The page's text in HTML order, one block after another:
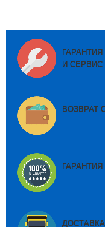
И СЕРВИС
ВОЗВРАТ